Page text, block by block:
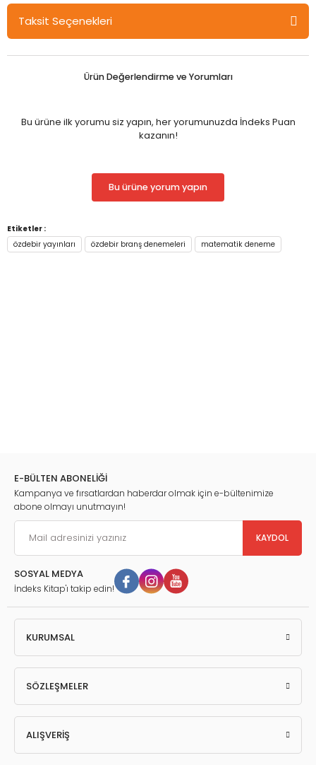
Özdebir 9. Sınıf Matematik Branş Deneme Sınavı Özdebir Yayınları
Taksit Seçenekleri
Ürün Değerlendirme ve Yorumları
Bu ürüne ilk yorumu siz yapın, her yorumunuzda İndeks Puan
kazanın!
Bu ürüne yorum yapın
Etiketler :
özdebir yayınları
özdebir branş denemeleri matematik deneme
E-BÜLTEN ABONELİĞİ
Kampanya ve fırsatlardan haberdar olmak için e-bültenimize
abone olmayı unutmayın!
KAYDOL
SOSYAL MEDYA
İndeks Kitap'ı takip edin!
KURUMSAL
SÖZLEŞMELER
ALIŞVERİŞ